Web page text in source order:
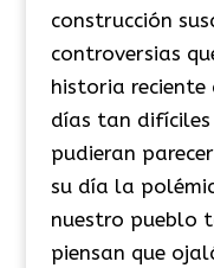
construcción
controversias
historia reciente
días tan
pudieran
su día la
nuestro pueblo
piensan que